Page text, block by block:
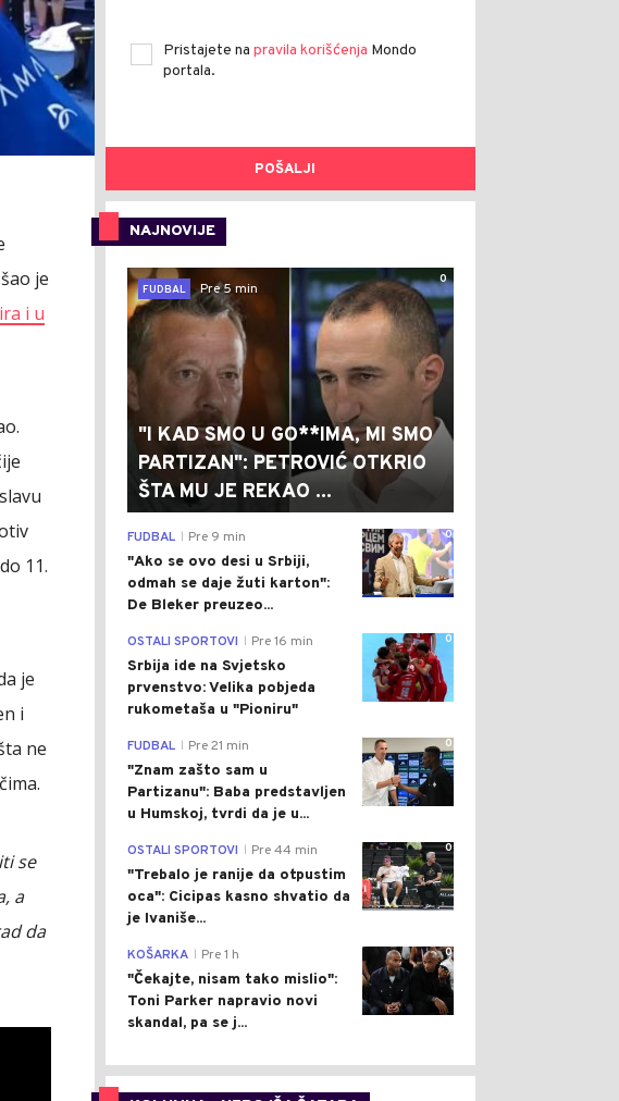
je
i u
11.
je
i
ne
se
a
da
Pristajete na pravila korišćenja Mondo
portala.
POŠALJI
NAJNOVIJE
0
FUDBAL
Pre 5 min
"I KAD SMO U GO**IMA, MI SMO
PARTIZAN": PETROVIĆ OTKRIO
ŠTA MU JE REKAO ...
0
FUDBAL Pre 9 min
"Ako se ovo desi u Srbiji,
odmah se daje žuti karton":
De Bleker preuzeo...
0
OSTALI SPORTOVI Pre 16 min
Srbija ide na Svjetsko
prvenstvo: Velika pobjeda
rukometaša u "Pioniru"
0
FUDBAL Pre 21 min
"Znam zašto sam u
Partizanu": Baba predstavljen
u Humskoj, tvrdi da je u...
0
OSTALI SPORTOVI Pre 44 min
"Trebalo je ranije da otpustim
oca": Cicipas kasno shvatio da
je Ivaniše...
0
KOŠARKA Pre 1 h
"Čekajte, nisam tako mislio":
Toni Parker napravio novi
skandal, pa se j...